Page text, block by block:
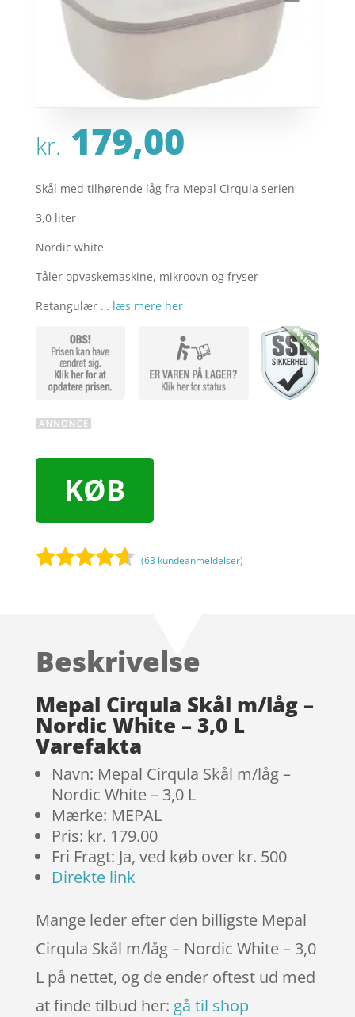
kr. 179,00
Skål med tilhørende låg fra Mepal Cirqula serien
3,0 liter
Nordic white
Tåler opvaskemaskine, mikroovn og fryser
Retangulær … læs mere her
KØB
på
mmelser
(63 kundeanmeldelser)
Beskrivelse
Mepal Cirqula Skål m/låg –
Nordic White – 3,0 L
Varefakta
Navn: Mepal Cirqula Skål m/låg –
Nordic White – 3,0 L
Mærke: MEPAL
Pris: kr. 179.00
Fri Fragt: Ja, ved køb over kr. 500
Direkte link
Mange leder efter den billigste Mepal
Cirqula Skål m/låg – Nordic White – 3,0
L på nettet, og de ender oftest ud med
at finde tilbud her: gå til shop